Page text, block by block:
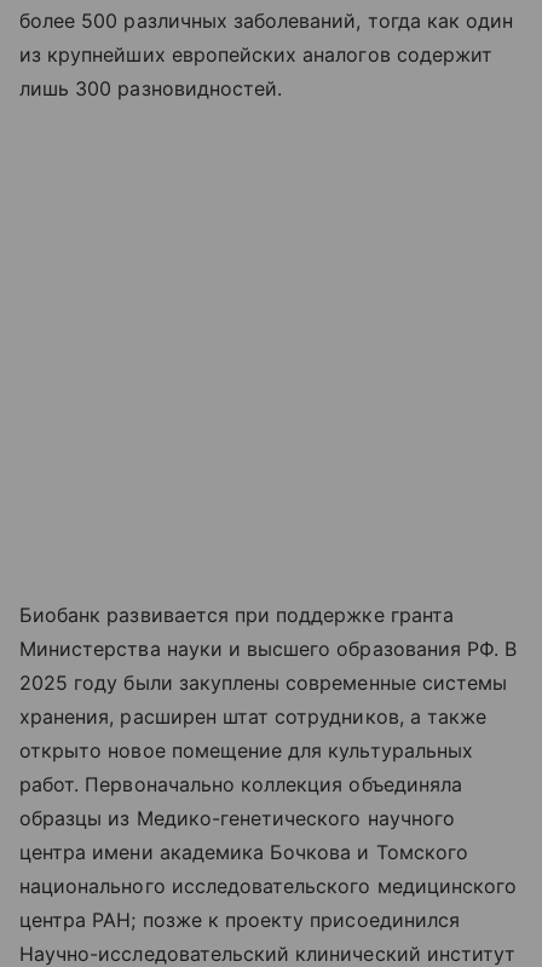
более 500 различных заболеваний, тогда как один
из крупнейших европейских аналогов содержит
лишь 300 разновидностей.
Биобанк развивается при поддержке гранта
Министерства науки и высшего образования РФ. В
2025 году были закуплены современные системы
хранения, расширен штат сотрудников, а также
открыто новое помещение для культуральных
работ. Первоначально коллекция объединяла
образцы из Медико-генетического научного
центра имени академика Бочкова и Томского
национального исследовательского медицинского
центра РАН; позже к проекту присоединился
Научно-исследовательский клинический институт